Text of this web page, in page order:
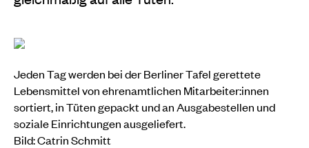
Jeden Tag werden bei der Berliner Tafel gerettete
Lebensmittel von ehrenamtlichen Mitarbeiter:innen
sortiert, in Tüten gepackt und anAusgabestellen und
soziale Einrichtungen ausgeliefert.
Bild: Catrin Schmitt